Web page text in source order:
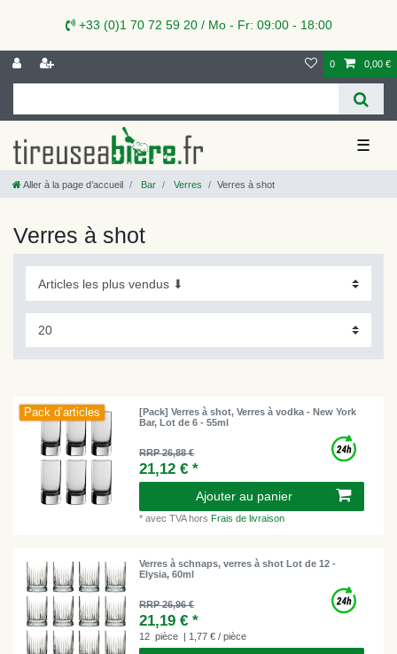
+33 (0)1 70 72 59 20 / Mo - Fr: 09:00 - 18:00
0 0,00 €
☰
Aller à la page d’accueil Bar Verres Verres à shot
Verres à shot
Pack d’articles
[Pack] Verres à shot, Verres à vodka - New York
Bar, Lot de 6 - 55ml
RRP 26,88 €
21,12 € *
Ajouter au panier
*avec TVAhorsFrais de livraison
Verres à schnaps, verres à shot Lot de 12 -
Elysia, 60ml
RRP 26,96 €
21,19 € *
12 pièce | 1,77 € / pièce